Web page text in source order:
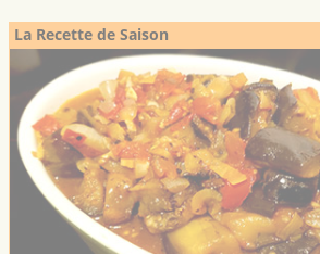
La Recette de Saison